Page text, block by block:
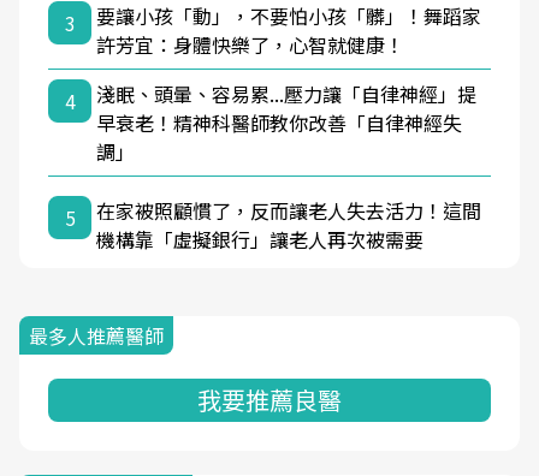
3
要讓小孩「動」，不要怕小孩「髒」！舞蹈家
許芳宜：身體快樂了，心智就健康！
4
淺眠、頭暈、容易累...壓力讓「自律神經」提
早衰老！精神科醫師教你改善「自律神經失
調」
5
在家被照顧慣了，反而讓老人失去活力！這間
機構靠「虛擬銀行」讓老人再次被需要
最多人推薦醫師
我要推薦良醫